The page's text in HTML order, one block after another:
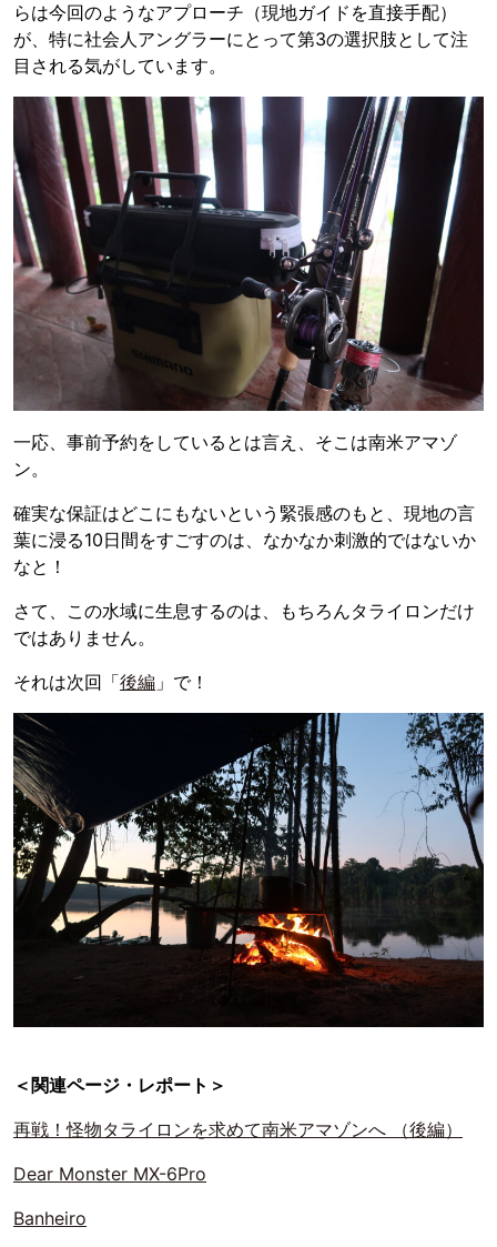
らは今回のようなアプローチ（現地ガイドを直接手配）
が、特に社会人アングラーにとって第3の選択肢として注
目される気がしています。
一応、事前予約をしているとは言え、そこは南米アマゾ
ン。
確実な保証はどこにもないという緊張感のもと、現地の言
葉に浸る10日間をすごすのは、なかなか刺激的ではないか
なと！
さて、この水域に生息するのは、もちろんタライロンだけ
ではありません。
それは次回「後編 」で！
＜関連ページ・レポート＞
再戦！怪物タライロンを求めて南米アマゾンへ （後編）
Dear Monster MX-6Pro
Banheiro